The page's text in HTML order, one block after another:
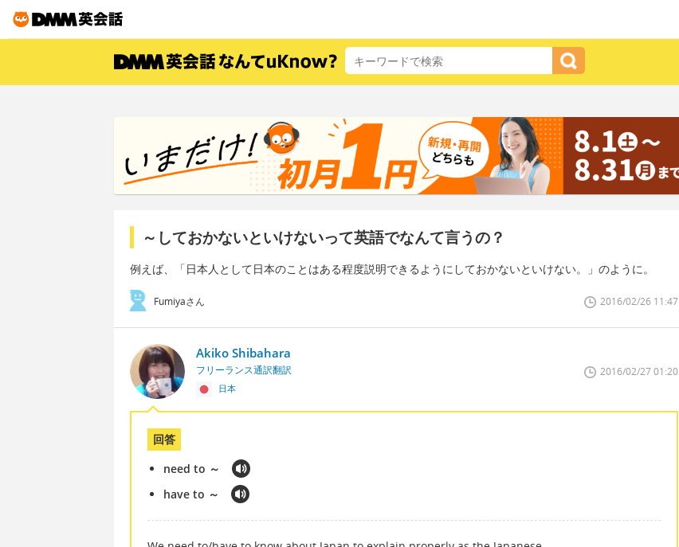
～しておかないといけないって英語でなんて言うの？
例えば、「日本人として日本のことはある程度説明できるようにしておかないといけない。」のように。
Fumiyaさん 2016/02/26 11:47
Akiko Shibahara
フリーランス通訳翻訳
日本
2016/02/27 01:20
回答
need to ～
have to ～